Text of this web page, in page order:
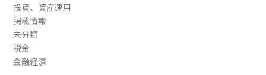
投資、資産運用
掲載情報
未分類
税金
金融経済